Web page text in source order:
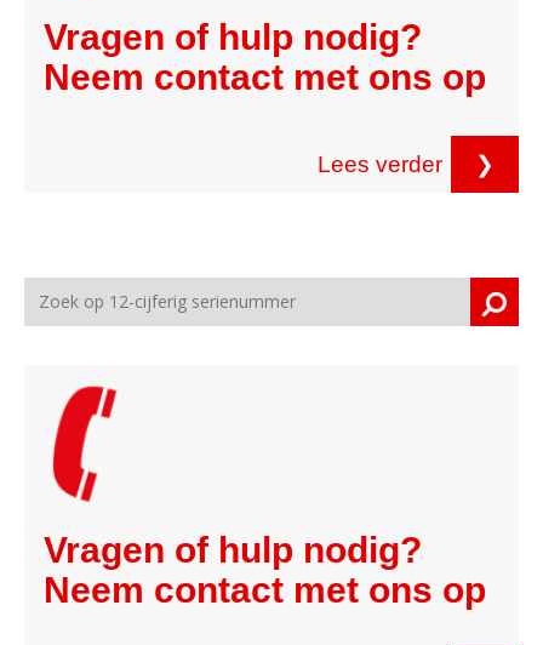
Vragen of hulp nodig?
Neem contact met ons op
Lees verder ❯
Vragen of hulp nodig?
Neem contact met ons op